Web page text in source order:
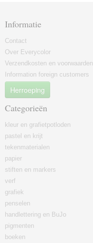
Informatie
Contact
Over Everycolor
Verzendkosten en voorwaarden
Information foreign customers
Herroeping
Categorieën
kleur en grafietpotloden
pastel en krijt
tekenmaterialen
papier
stiften en markers
verf
grafiek
penselen
handlettering en BuJo
pigmenten
boeken